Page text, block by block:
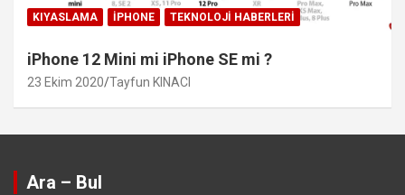
KIYASLAMA IPHONE TEKNOLOJI HABERLERI
iPhone 12 Mini mi iPhone SE mi ?
23 Ekim 2020 Tayfun KINACI
Ara – Bul